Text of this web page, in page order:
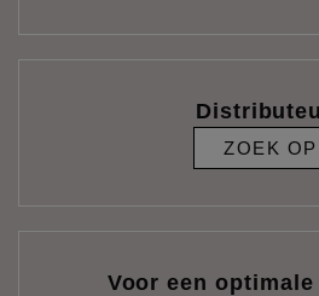
ZOEK OP
Voor een